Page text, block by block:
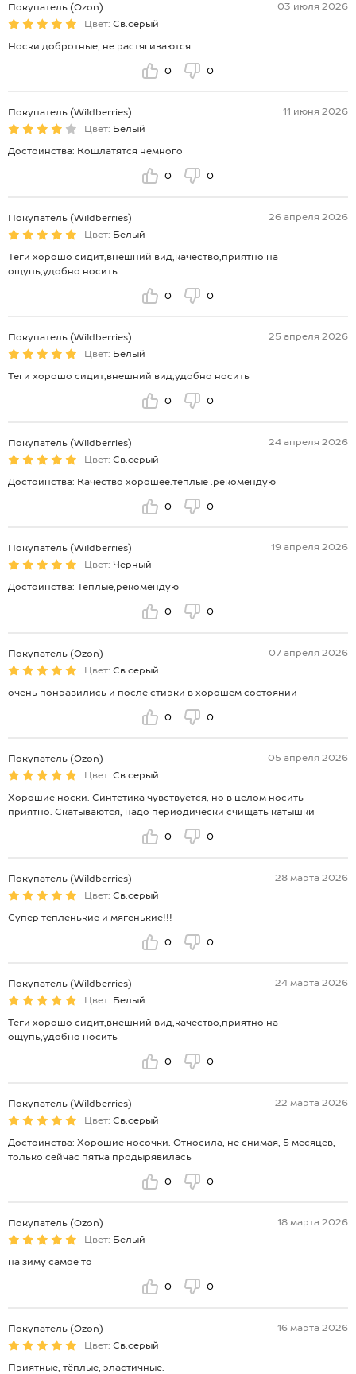
Покупатель (Ozon)
03 июля 2026
Цвет: Св.серый
Носки добротные, не растягиваются.
0 0
Покупатель (Wildberries)
11 июня 2026
Цвет: Белый
Достоинства: Кошлатятся немного
0 0
Покупатель (Wildberries)
26 апреля 2026
Цвет: Белый
Теги хорошо сидит,внешний вид,качество,приятно на
ощупь,удобно носить
0 0
Покупатель (Wildberries)
25 апреля 2026
Цвет: Белый
Теги хорошо сидит,внешний вид,удобно носить
0 0
Покупатель (Wildberries)
24 апреля 2026
Цвет: Св.серый
Достоинства: Качество хорошее.теплые .рекомендую
0 0
Покупатель (Wildberries)
19 апреля 2026
Цвет: Черный
Достоинства: Теплые,рекомендую
0 0
Покупатель (Ozon)
07 апреля 2026
Цвет: Св.серый
очень понравились и после стирки в хорошем состоянии
0 0
Покупатель (Ozon)
05 апреля 2026
Цвет: Св.серый
Хорошие носки. Синтетика чувствуется, но в целом носить
приятно. Скатываются, надо периодически счищать катышки
0 0
Покупатель (Wildberries)
28 марта 2026
Цвет: Св.серый
Супер тепленькие и мягенькие!!!
0 0
Покупатель (Wildberries)
24 марта 2026
Цвет: Белый
Теги хорошо сидит,внешний вид,качество,приятно на
ощупь,удобно носить
0 0
Покупатель (Wildberries)
22 марта 2026
Цвет: Св.серый
Достоинства: Хорошие носочки. Относила, не снимая, 5 месяцев,
только сейчас пятка продырявилась
0 0
Покупатель (Ozon)
18 марта 2026
Цвет: Белый
на зиму самое то
0 0
Покупатель (Ozon)
16 марта 2026
Цвет: Св.серый
Приятные, тёплые, эластичные.